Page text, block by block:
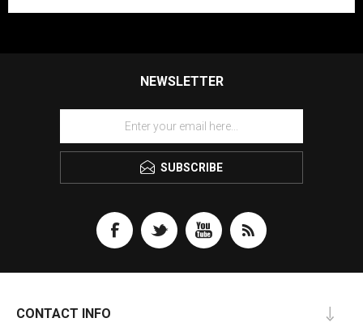
NEWSLETTER
SUBSCRIBE
CONTACT INFO